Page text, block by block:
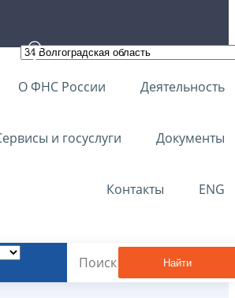
О ФНС России Деятельность
и госуслуги Документы
Контакты ENG
Найти